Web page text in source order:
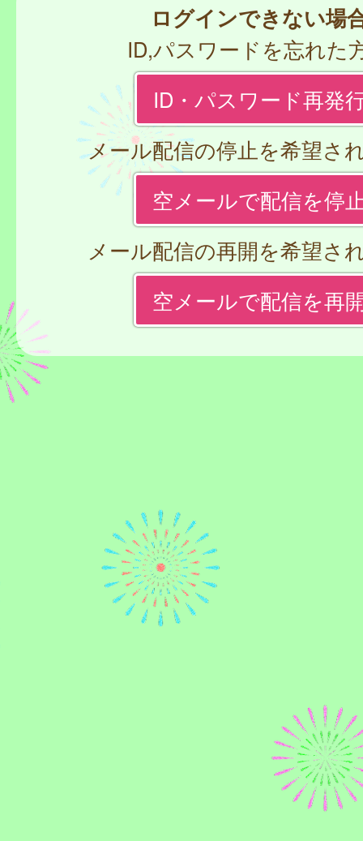
ログインできない場
ID,パスワードを忘れた
ID・パスワード再発
メール配信の停止を希望さ
空メールで配信を停
メール配信の再開を希望さ
空メールで配信を再